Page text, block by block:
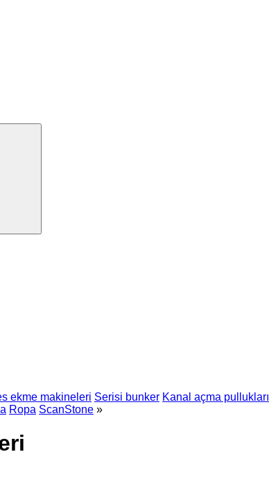
ekme makineleri Serisi bunker Kanal açma pullukları
Ropa ScanStone »